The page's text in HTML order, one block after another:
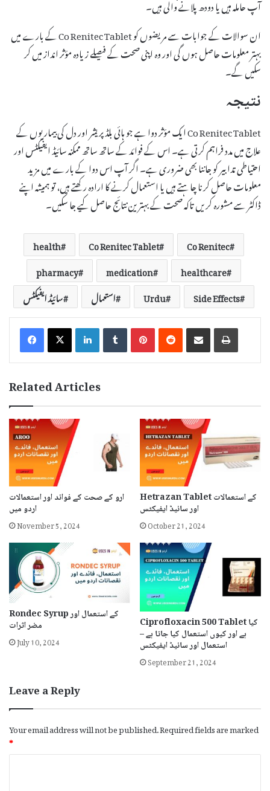
ان سوالات کے جوابات سے مریضوں کو Co Renitec Tablet کے بارے میں
بہتر معلومات حاصل ہوں گی اور وہ اپنی صحت کے فیصلے زیادہ مؤثر انداز میں کر
سکیں گے۔
نتیجہ
Co Renitec Tablet ایک مؤثر دوا ہے جو ہائی بلڈ پریشر اور دل کی بیماریوں کے
علاج میں مدد فراہم کرتی ہے۔ اس کے فوائد کے ساتھ ساتھ ممکنہ سائیڈ ایفیکٹس اور
احتیاطی تدابیر کو جاننا بھی ضروری ہے۔ اگر آپ اس دوا کے بارے میں مزید
معلومات حاصل کرنا چاہتے ہیں یا استعمال کرنے کا ارادہ رکھتے ہیں، تو ہمیشہ اپنے
ڈاکٹر سے مشورہ کریں تاکہ صحت کے بہترین نتائج حاصل کیے جا سکیں۔
Co Renitec
Co Renitec Tablet
health
healthcare
medication
pharmacy
Side Effects
Urdu استعمال سائیڈ ایفیکٹس
LinkedInTumblrPinterestReddit Share via Email Print
Related Articles
ارو کے صحت کے فوائد اور استعمالات
اردو میں
November 5, 2024
Hetrazan Tablet کے استعمالات
اور سائیڈ ایفیکٹس
October 21, 2024
Rondec Syrup کے استعمال اور
مضر اثرات
July 10, 2024
Ciprofloxacin 500 Tablet کیا
ہے اور کیوں استعمال کیا جاتا ہے –
استعمال اور سائیڈ ایفیکٹس
September 21, 2024
Leave a Reply
Your email address will not be published.Required fields are marked
*